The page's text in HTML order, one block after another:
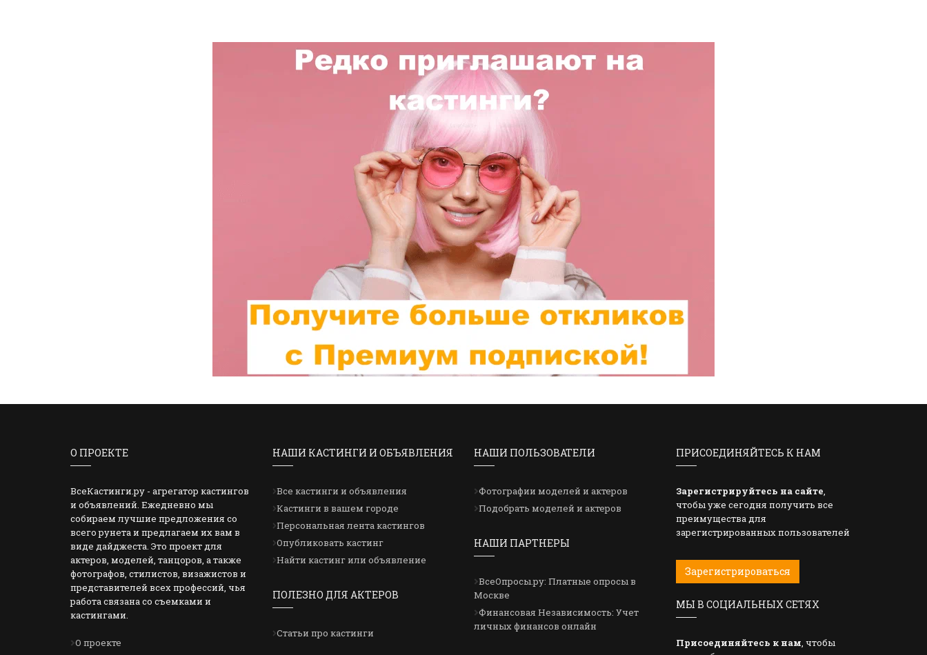
О ПРОЕКТЕ
ВсеКастинги.ру - агрегатор кастингов
и объявлений. Ежедневно мы
собираем лучшие предложения со
всего рунета и предлагаем их вам в
виде дайджеста. Это проект для
актеров, моделей, танцоров, а также
фотографов, стилистов, визажистов и
представителей всех профессий, чья
работа связана со съемками и
кастингами.
О проекте
НАШИ КАСТИНГИ И ОБЪЯВЛЕНИЯ
Все кастинги и объявления
Кастинги в вашем городе
Персональная лента кастингов
Опубликовать кастинг
Найти кастинг или объявление
ПОЛЕЗНО ДЛЯ АКТЕРОВ
Статьи про кастинги
НАШИ ПОЛЬЗОВАТЕЛИ
Фотографии моделей и актеров
Подобрать моделей и актеров
НАШИ ПАРТНЕРЫ
ВсеОпросы.ру: Платные опросы в
Москве
Финансовая Независимость: Учет
личных финансов онлайн
ПРИСОЕДИНЯЙТЕСЬ К НАМ
Зарегистрируйтесь на сайте,
чтобы уже сегодня получить все
преимущества для
зарегистрированных пользователей
Зарегистрироваться
МЫ В СОЦИАЛЬНЫХ СЕТЯХ
Присоединяйтесь к нам, чтобы